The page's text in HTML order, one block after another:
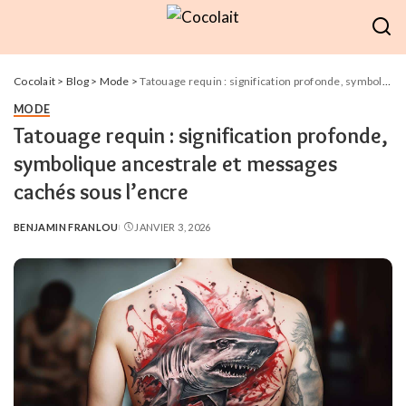
Cocolait > Blog> Mode >Tatouage requin : signification profonde, symbolique ancestrale et messages cachés sous l’encre
MODE
Tatouage requin : signification profonde,
symbolique ancestrale et messages
cachés sous l’encre
POSTED
BENJAMIN FRANLOU JANVIER 3, 2026